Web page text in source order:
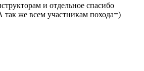
и отдельное спасибо
же всем участникам похода=)